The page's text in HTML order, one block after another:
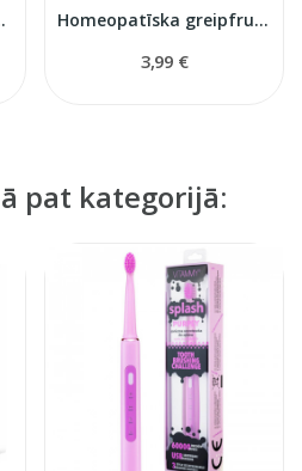
pasta Homeopatīska greipfruta zobu pasta
3,99 €
pat kategorijā: